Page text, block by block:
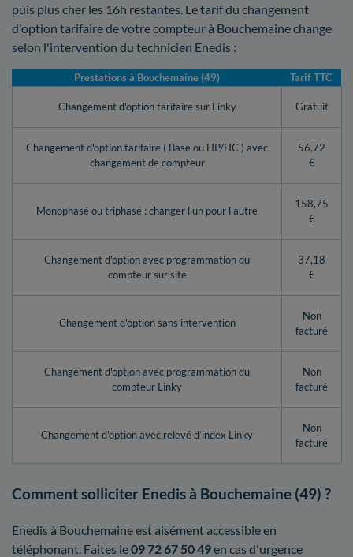
puis plus cher les 16h restantes. Le tarif du changement
d'option tarifaire de votre compteur à Bouchemaine change
selon l'intervention du technicien Enedis :
Prestations à Bouchemaine (49) Tarif TTC
Changement d'option tarifaire sur Linky Gratuit
Changement d'option tarifaire ( Base ou HP/HC ) avec
changement de compteur
56,72
€
Monophasé ou triphasé : changer l'un pour l'autre
158,75
€
Changement d'option avec programmation du
compteur sur site
37,18
€
Changement d'option sans intervention
Non
facturé
Changement d'option avec programmation du
compteur Linky
Non
facturé
Changement d'option avec relevé d’index Linky
Non
facturé
Comment solliciter Enedis à Bouchemaine (49) ?
Enedis à Bouchemaine est aisément accessible en
téléphonant. Faites le09 72 67 50 49en cas d'urgence